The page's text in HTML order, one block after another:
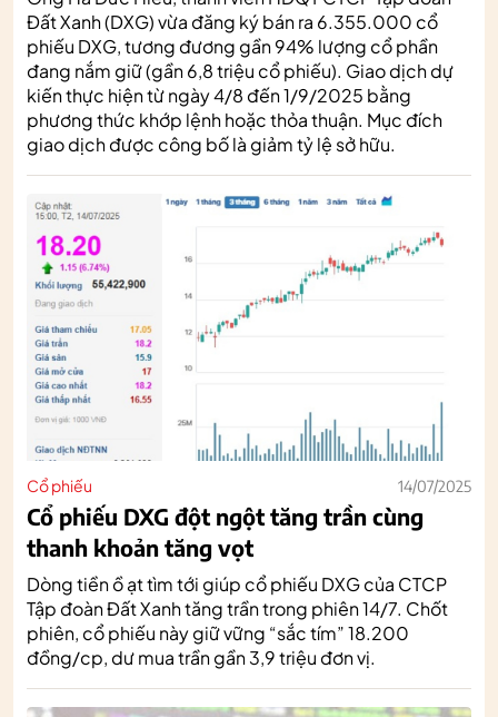
Đất Xanh (DXG) vừa đăng ký bán ra 6.355.000 cổ
phiếu DXG, tương đương gần 94% lượng cổ phần
đang nắm giữ (gần 6,8 triệu cổ phiếu). Giao dịch dự
kiến thực hiện từ ngày 4/8 đến 1/9/2025 bằng
phương thức khớp lệnh hoặc thỏa thuận. Mục đích
giao dịch được công bố là giảm tỷ lệ sở hữu.
Cổ phiếu 14/07/2025
Cổ phiếu DXG đột ngột tăng trần cùng
thanh khoản tăng vọt
Dòng tiền ồ ạt tìm tới giúp cổ phiếu DXG của CTCP
Tập đoàn Đất Xanh tăng trần trong phiên 14/7. Chốt
phiên, cổ phiếu này giữ vững “sắc tím” 18.200
đồng/cp, dư mua trần gần 3,9 triệu đơn vị.